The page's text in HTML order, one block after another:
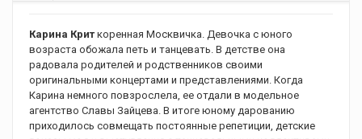
Карина Крит коренная Москвичка. Девочка с юного
возраста обожала петь и танцевать. В детстве она
радовала родителей и родственников своими
оригинальными концертами и представлениями. Когда
Карина немного повзрослела, ее отдали в модельное
агентство Славы Зайцева. В итоге юному дарованию
приходилось совмещать постоянные репетиции, детские